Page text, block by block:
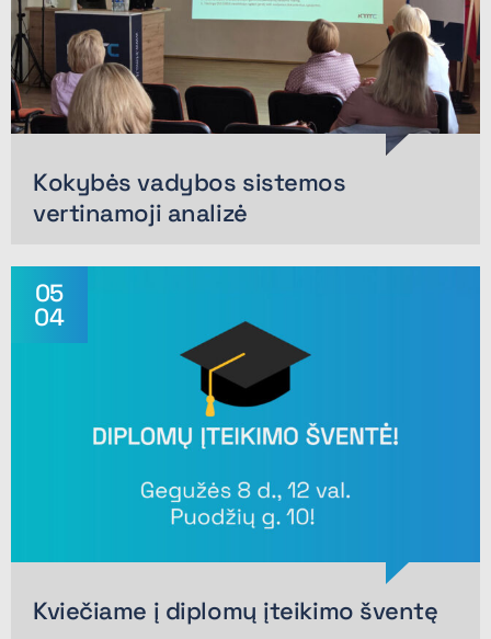
Kokybės vadybos sistemos
vertinamoji analizė
05
04
Kviečiame į diplomų įteikimo šventę